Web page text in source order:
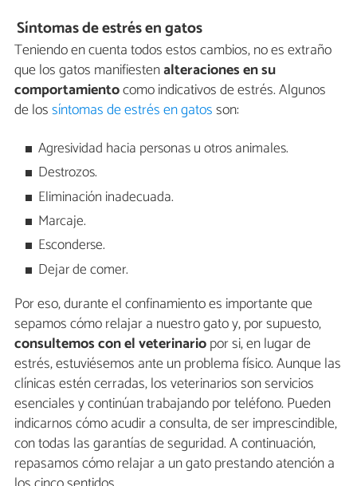
Síntomas de estrés en gatos
Teniendo en cuenta todos estos cambios, no es extraño
que los gatos manifiestenalteraciones en su
comportamientocomo indicativos de estrés. Algunos
de lossíntomas de estrés en gatosson:
Agresividad hacia personas u otros animales.
Destrozos.
Eliminación inadecuada.
Marcaje.
Esconderse.
Dejar de comer.
Por eso, durante el confinamiento es importante que
sepamos cómo relajar a nuestro gato y, por supuesto,
consultemos con el veterinariopor si, en lugar de
estrés, estuviésemos ante un problema físico. Aunque las
clínicas estén cerradas, los veterinarios son servicios
esenciales y continúan trabajando por teléfono. Pueden
indicarnos cómo acudir a consulta, de ser imprescindible,
con todas las garantías de seguridad. A continuación,
repasamos cómo relajar a un gato prestando atención a